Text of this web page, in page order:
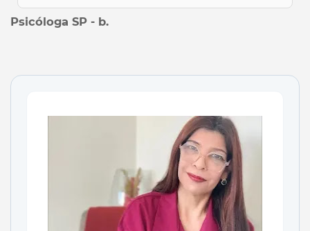
Psicóloga SP - b.